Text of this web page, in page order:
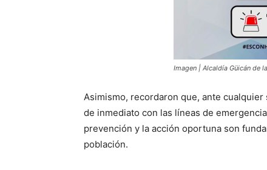
Imagen | Alcaldía Güicán de
Asimismo, recordaron que, ante
de inmediato con las líneas de
prevención y la acción oportuna son
población.